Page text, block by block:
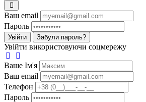
Ваш email
Пароль
Увійти Забули пароль?
Увійти використовуючи соцмережу
Ваше Iм'я
Ваш email
Телефон
Пароль